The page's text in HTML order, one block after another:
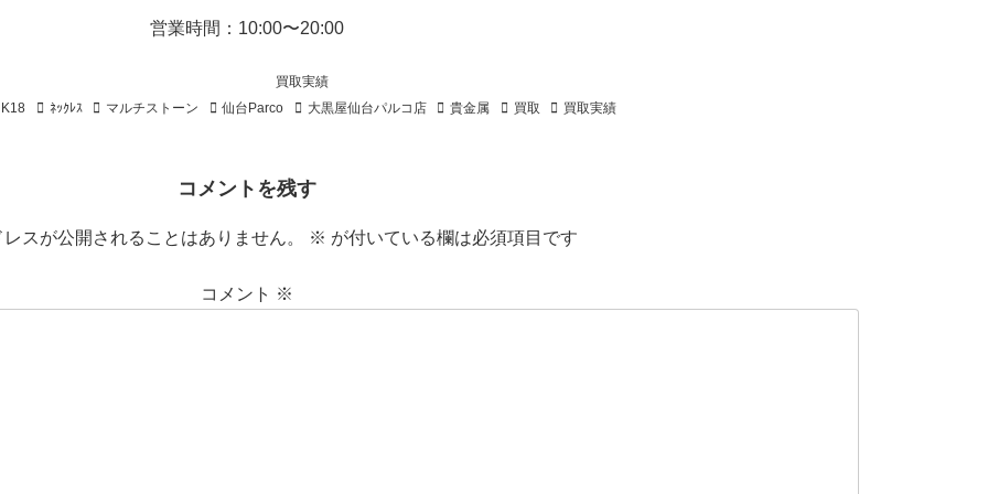
営業時間：10:00〜20:00
買取実績
K18 ﾈｯｸﾚｽ マルチストーン 仙台Parco 大黒屋仙台パルコ店 貴金属 買取 買取実績
コメントを残す
レスが公開されることはありません。 ※ が付いている欄は必須項目です
コメント ※